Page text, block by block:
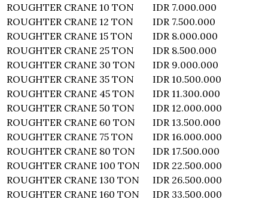
ROUGHTER CRANE 10 TON
IDR 7.000.000
ROUGHTER CRANE 12 TON
IDR 7.500.000
ROUGHTER CRANE 15 TON
IDR 8.000.000
ROUGHTER CRANE 25 TON
IDR 8.500.000
ROUGHTER CRANE 30 TON
IDR 9.000.000
ROUGHTER CRANE 35 TON
IDR 10.500.000
ROUGHTER CRANE 45 TON
IDR 11.300.000
ROUGHTER CRANE 50 TON
IDR 12.000.000
ROUGHTER CRANE 60 TON
IDR 13.500.000
ROUGHTER CRANE 75 TON
IDR 16.000.000
ROUGHTER CRANE 80 TON
IDR 17.500.000
ROUGHTER CRANE 100 TON
IDR 22.500.000
ROUGHTER CRANE 130 TON
IDR 26.500.000
ROUGHTER CRANE 160 TON
IDR 33.500.000